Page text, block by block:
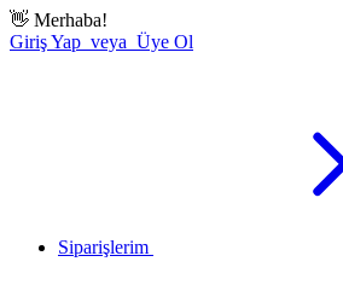
👋 Merhaba!
Giriş Yap veya Üye Ol
Siparişlerim